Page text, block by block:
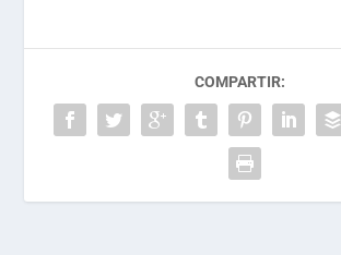
COMPARTIR: